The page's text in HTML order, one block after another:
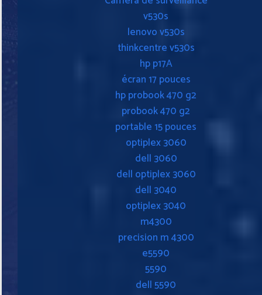
v530s
lenovo v530s
thinkcentre v530s
hp p17A
écran 17 pouces
hp probook 470 g2
probook 470 g2
portable 15 pouces
optiplex 3060
dell 3060
dell optiplex 3060
dell 3040
optiplex 3040
m4300
precision m 4300
e5590
5590
dell 5590